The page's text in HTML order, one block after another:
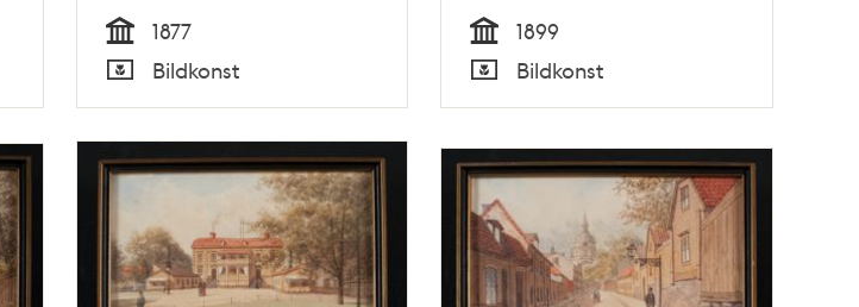
Tid
1877
Typ
Bildkonst Tid
1899
Typ
Bildkonst